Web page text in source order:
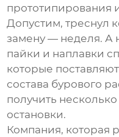
прототипирования
Допустим, треснул
замену — неделя. А
пайки и наплавки
которые
состава бурового
получить
остановки.
Компания, которая